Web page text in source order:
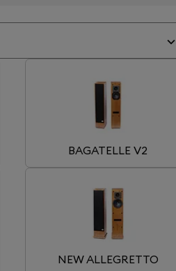
BAGATELLE V2
NEW ALLEGRETTO